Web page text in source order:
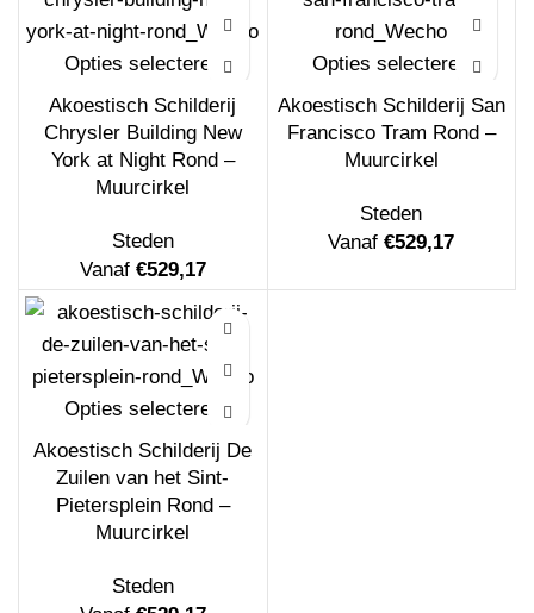
Opties selecteren
Akoestisch Schilderij
Chrysler Building New
York at Night Rond –
Muurcirkel
Steden
Vanaf €529,17
Opties selecteren
Akoestisch Schilderij San
Francisco Tram Rond –
Muurcirkel
Steden
Vanaf€529,17
Opties selecteren
Akoestisch Schilderij De
Zuilen van het Sint-
Pietersplein Rond –
Muurcirkel
Steden
Akoestisch Schilderij Dame Gouden Make
Vanaf€208,20
Akoestisch Schilderij Maagdenpalm Rond -
Muurcirkel
Vanaf